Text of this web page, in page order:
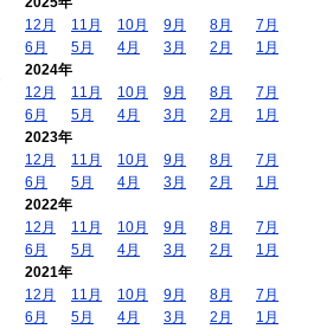
12月
11月 10月 9月 8月
7月
6月
5月 4月 3月 2月
1月
2024年
12月
11月 10月 9月 8月
7月
6月
5月 4月 3月 2月
1月
2023年
12月
11月 10月 9月 8月
7月
6月
5月 4月 3月 2月
1月
2022年
12月
11月 10月 9月 8月
7月
6月
5月 4月 3月 2月
1月
2021年
12月
11月 10月 9月 8月
7月
6月
5月 4月 3月 2月
1月